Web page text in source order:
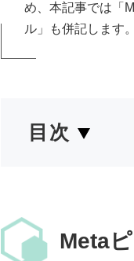
め、本記事では「
ル」も併記します。
目次
Meta